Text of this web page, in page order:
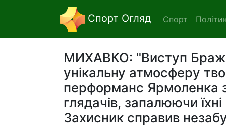
Спорт Огляд Спорт
МИХАВКО: "Виступ
унікальну атмосферу
перформанс Ярмоленка
глядачів, запалюючи
Захисник справив